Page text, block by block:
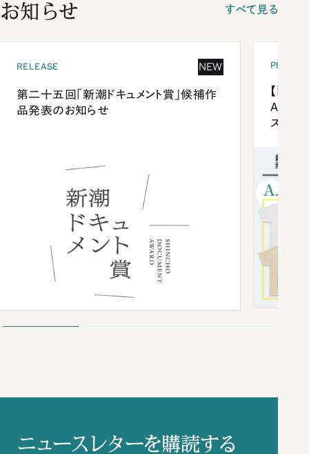
お知らせ すべて見る
RELEASE NEW
第二十五回「新潮ドキュメント賞」候補作
品発表のお知らせ
【「新
ズプレ
ニュースレターを購読する